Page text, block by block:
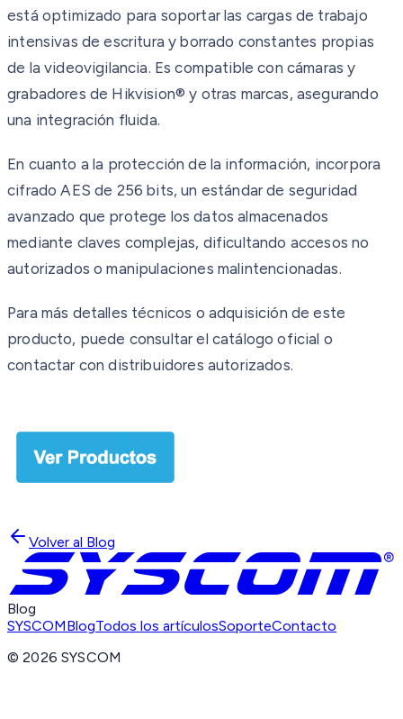
está optimizado para soportar las cargas de trabajo
intensivas de escritura y borrado constantes propias
de la videovigilancia. Es compatible con cámaras y
grabadores de Hikvision® y otras marcas, asegurando
una integración fluida.
En cuanto a la protección de la información, incorpora
cifrado AES de 256 bits, un estándar de seguridad
avanzado que protege los datos almacenados
mediante claves complejas, dificultando accesos no
autorizados o manipulaciones malintencionadas.
Para más detalles técnicos o adquisición de este
producto, puede consultar el catálogo oficial o
contactar con distribuidores autorizados.
Volver al Blog
Blog
SYSCOMBlogTodos los artículosSoporteContacto
©2026 SYSCOM